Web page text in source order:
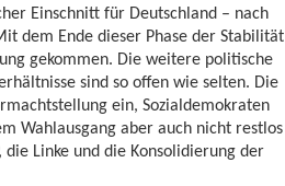
Einschnitt für Deutschland – nach
dem Ende dieser Phase der Stabilität
gekommen. Die weitere politische
sind so offen wie selten. Die
ein, Sozialdemokraten
Wahlausgang aber auch nicht restlos
Linke und die Konsolidierung der